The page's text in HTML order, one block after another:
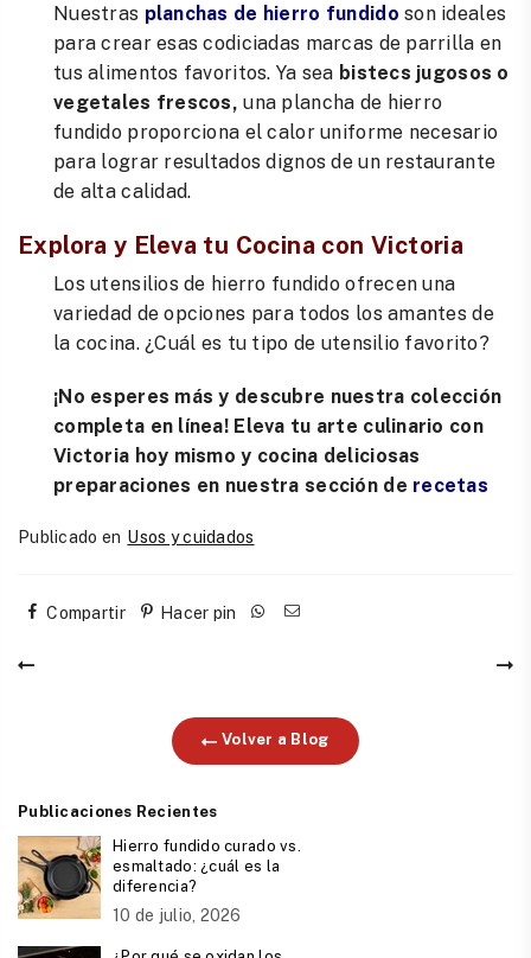
Nuestras planchas de hierro fundidoson ideales
para crear esas codiciadas marcas de parrilla en
tus alimentos favoritos. Ya sea bistecs jugosos o
vegetales frescos,una plancha de hierro
fundido proporciona el calor uniforme necesario
para lograr resultados dignos de un restaurante
de alta calidad.
Explora y Eleva tu Cocina con Victoria
Los utensilios de hierro fundido ofrecen una
variedad de opciones para todos los amantes de
la cocina. ¿Cuál es tu tipo de utensilio favorito?
¡No esperes más y descubre nuestra colección
completa en línea! Eleva tu arte culinario con
Victoria hoy mismo y cocina deliciosas
preparaciones en nuestra sección de recetas
Publicado en Usos y cuidados
Compartir Hacer pin
Volver a Blog
Publicaciones Recientes
Hierro fundido curado vs.
esmaltado: ¿cuál es la
diferencia?
10 de julio, 2026